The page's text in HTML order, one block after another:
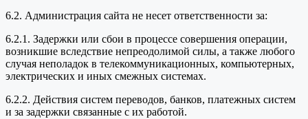
6.2. Администрация сайта не несет ответственности за:
6.2.1. Задержки или сбои в процессе совершения операции,
возникшие вследствие непреодолимой силы, а также любого
случая неполадок в телекоммуникационных, компьютерных,
электрических и иных смежных системах.
6.2.2. Действия систем переводов, банков, платежных систем
и за задержки связанные с их работой.